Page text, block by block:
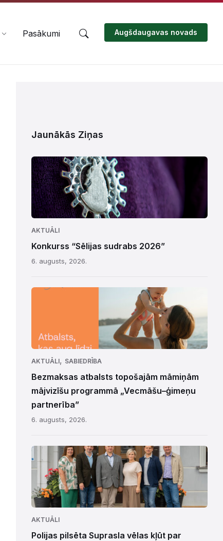
Pasākumi Augšdaugavas novads
Jaunākās Ziņas
AKTUĀLI
Konkurss “Sēlijas sudrabs 2026”
6. augusts, 2026.
AKTUĀLI, SABIEDRĪBA
Bezmaksas atbalsts topošajām māmiņām
mājvizīšu programmā „Vecmāšu–ģimeņu
partnerība”
6. augusts, 2026.
AKTUĀLI
Polijas pilsēta Suprasla vēlas kļūt par